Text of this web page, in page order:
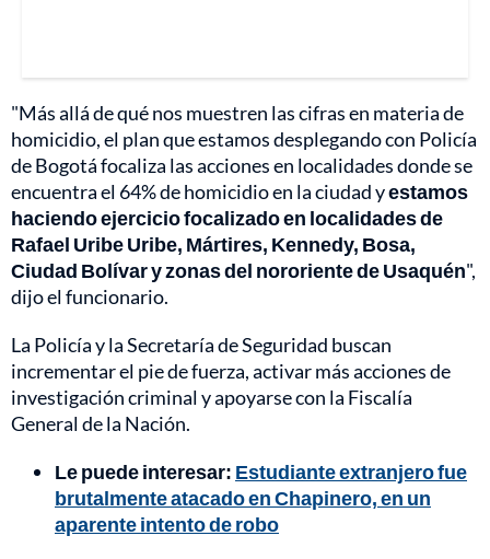
"Más allá de qué nos muestren las cifras en materia de
homicidio, el plan que estamos desplegando con Policía
de Bogotá focaliza las acciones en localidades donde se
encuentra el 64% de homicidio en la ciudad yestamos
haciendo ejercicio focalizado en localidades de
Rafael Uribe Uribe, Mártires, Kennedy, Bosa,
Ciudad Bolívar y zonas del nororiente de Usaquén",
dijo el funcionario.
La Policía y la Secretaría de Seguridad buscan
incrementar el pie de fuerza, activar más acciones de
investigación criminal y apoyarse con la Fiscalía
General de la Nación.
Le puede interesar: Estudiante extranjero fue
brutalmente atacado en Chapinero, en un
aparente intento de robo